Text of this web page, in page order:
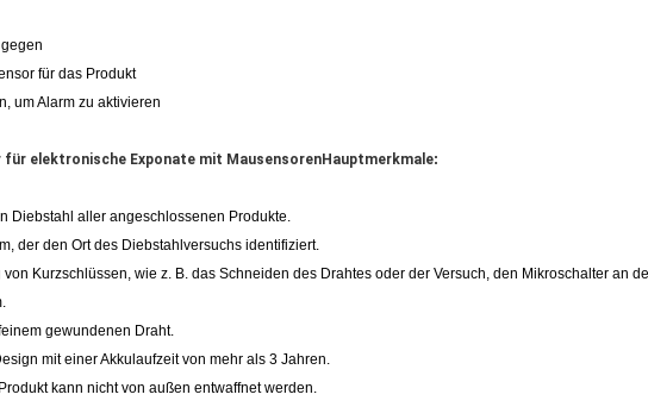
für das Produkt
um Alarm zu aktivieren
für elektronische Exponate mit MausensorenHauptmerkmale:
Diebstahl aller angeschlossenen Produkte.
der den Ort des Diebstahlversuchs identifiziert.
Kurzschlüssen, wie z. B. das Schneiden des Drahtes oder der Versuch, den Mikroschalter an
gewundenen Draht.
mit einer Akkulaufzeit von mehr als 3 Jahren.
kann nicht von außen entwaffnet werden.